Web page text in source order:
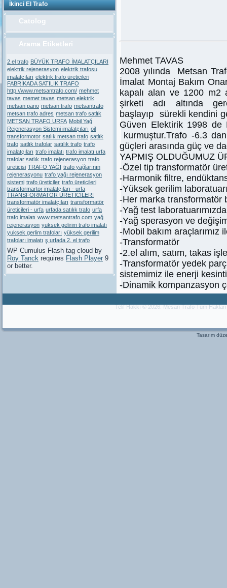
İkinci El Trafo
Catolog
Arama Etiketleri
2.el trafo BÜYÜK TRAFO İMALATÇILARI
elektrik rejenerasyon elektrik trafosu
imalatcıları elektrik trafo üreticileri
FABRİKADA SATILIK TRAFO
http://www.metsantrafo.com/ mehmet
tavas memet tavas metsan elektrik
metsan pano metsan trafo metsantrafo
metsan trafo adres metsan trafo satlık
METSAN TRAFO URFA Mobil Yağ
Rejenerasyon Sistemi imalatçıları oil
transformotor satlık metsan trafo satlık
trafo satlık trafolar satılık trafo trafo
imalatçıları trafo imalatı trafo imalatı urfa
trafolar satlık trafo rejenerasyon trafo
ureticisi TRAFO YAĞI trafo yağlarının
rejenerasyonu trafo yağı rejenerasyon
sistemi trafo üreticiler trafo üreticileri
transformartor imalatçıları - urfa
TRANSFORMATÖR ÜRETİCİLERİ
transformatör imalatçıları transformatör
üreticileri - urfa urfada satılık trafo urfa
trafo imalatı www.metsantrafo.com yağ
rejenerasyon yuksek gelirim trafo imalatı
yuksek gerlim trafoları yüksek gerilim
trafoları imalatı ş urfada 2. el trafo
WP Cumulus Flash tag cloud by
Roy Tanck requires Flash Player 9
or better.
Mehmet TAVAS
2008 yılında Metsan
İmalat Montaj Bakım
kapalı alan ve 1200 m2
şirketi adı altında
başlayıp sürekli kendini
Güven Elektirik 1998
kurmuştur.Trafo -6.3
güçleri arasında güç ve
YAPMIŞ OLDUĞUMUZ
-Özel tip transformatör
-Harmonik filtre,
-Yüksek gerilim
-Her marka transformatör
-Yağ test
-Yağ sperasyon ve
-Mobil bakım araçlarımız
-Transformatör
-2.el alım, satım, takas
-Transformatör yedek
sistemimiz ile enerji
-Dinamik kompanzasyon
Telif Hakkı © 2026. Mesan Trafo Tüm
Tasarım